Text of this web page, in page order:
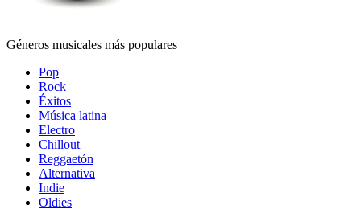
Géneros musicales más populares
Pop
Rock
Éxitos
Música latina
Electro
Chillout
Reggaetón
Alternativa
Indie
Oldies